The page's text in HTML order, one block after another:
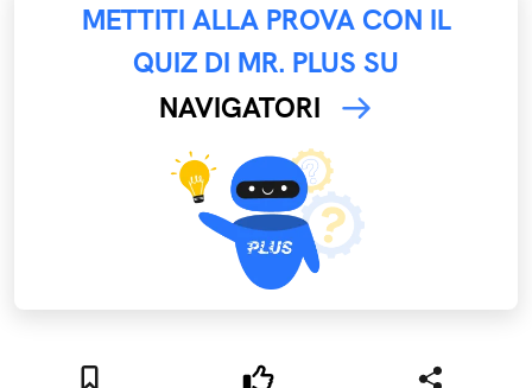
METTITI ALLA PROVA CON IL
QUIZ DI MR. PLUS SU
NAVIGATORI